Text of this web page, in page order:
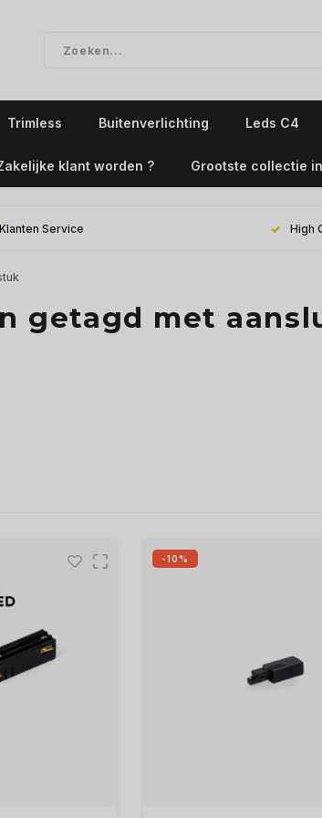
Trimless Buitenverlichting Leds C4
klant worden ? Grootste collectie
Klanten Service High
getagd met
-10%